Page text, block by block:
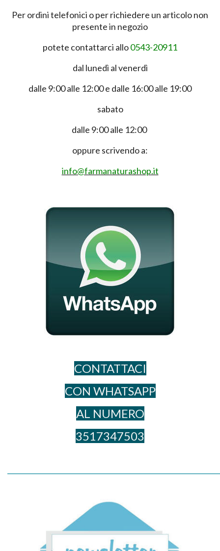
Per ordini telefonici o per richiedere un articolo non
presente in negozio
potete contattarci allo0543-20911
dal lunedì al venerdì
dalle 9:00 alle 12:00 e dalle 16:00 alle 19:00
sabato
dalle 9:00 alle 12:00
oppure scrivendo a:
info@farmanaturashop.it
CONTATTACI
CON WHATSAPP
AL NUME​RO
3517347503